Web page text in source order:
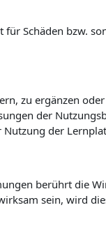
Schäden bzw.
zu ergänzen oder
der
der
berührt die
sein, wird